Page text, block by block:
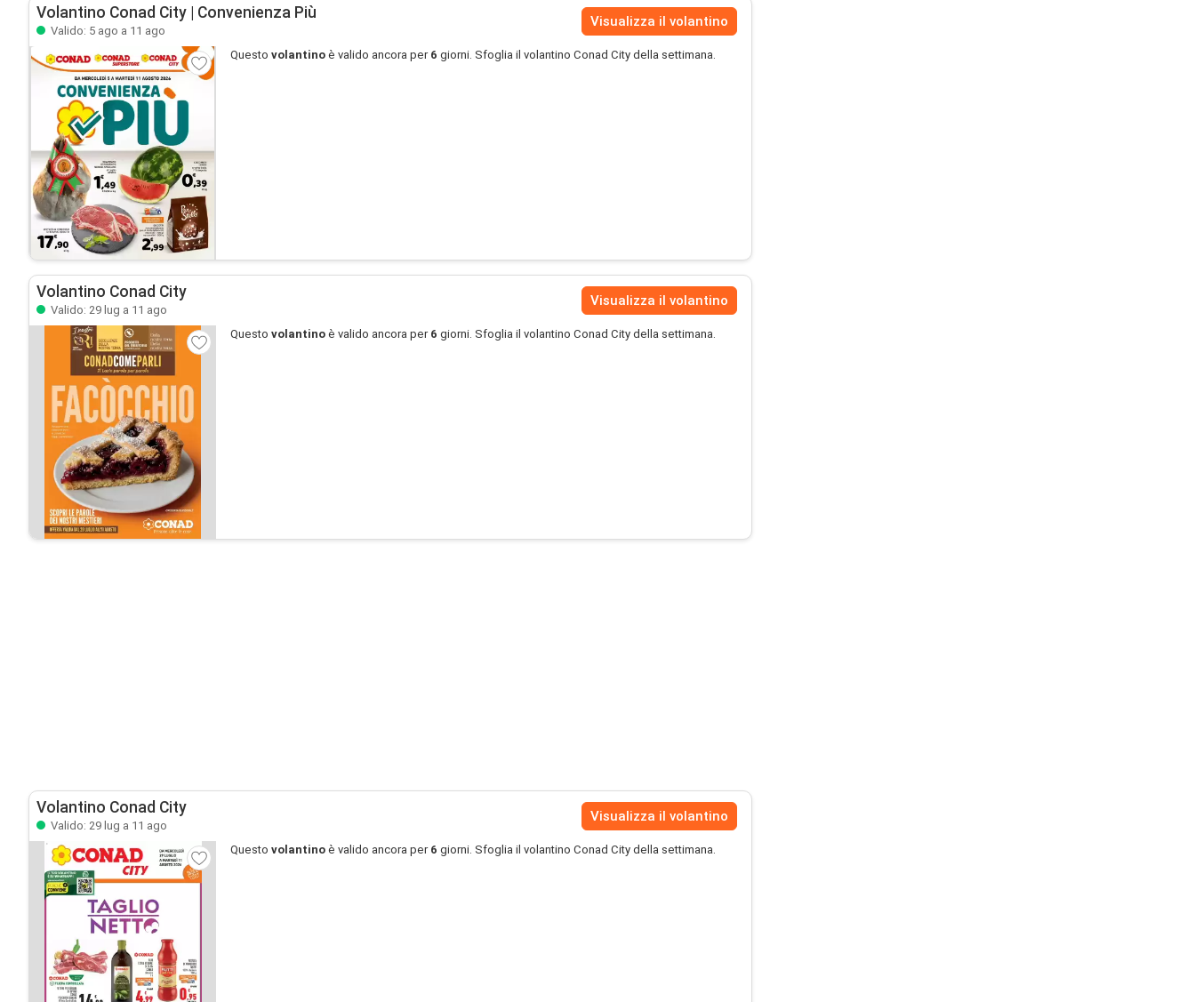
Volantino Conad City | Convenienza Più
Valido: 5 ago a 11 ago
Visualizza il volantino
Questo volantino è valido ancora per 6 giorni. Sfoglia il volantino Conad City della settimana.
Volantino Conad City
Valido: 29 lug a 11 ago
Visualizza il volantino
Questo volantino è valido ancora per 6 giorni. Sfoglia il volantino Conad City della settimana.
Volantino Conad City
Valido: 29 lug a 11 ago
Visualizza il volantino
Questo volantino è valido ancora per 6 giorni. Sfoglia il volantino Conad City della settimana.